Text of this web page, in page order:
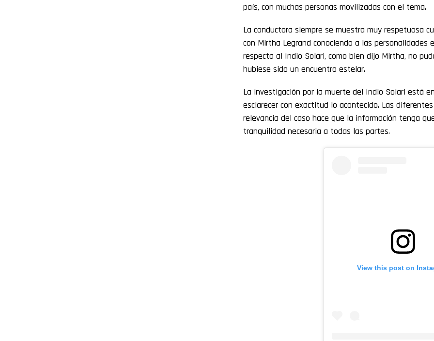
país, con muchas personas movilizadas con el tema.
La conductora siempre se muestra muy respetuosa
con Mirtha Legrand conociendo a las personalidades
respecta al Indio Solari, como bien dijo Mirtha, no
hubiese sido un encuentro estelar.
La investigación por la muerte del Indio Solari está
esclarecer con exactitud lo acontecido. Las
relevancia del caso hace que la información tenga
tranquilidad necesaria a todas las partes.
View this post on